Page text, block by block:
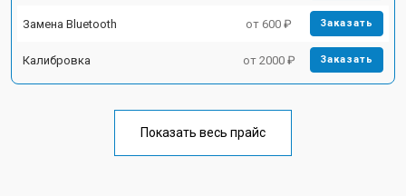
Замена Bluetooth от 600 ₽ Заказать
Калибровка от 2000 ₽ Заказать
Показать весь прайс